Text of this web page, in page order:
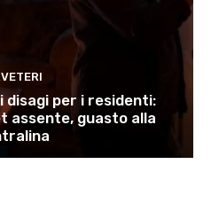
per i residenti:
assente, guasto alla